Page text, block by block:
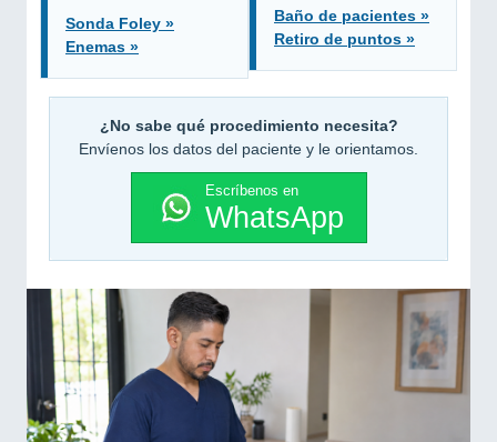
Sonda Foley »
Enemas »
Baño de pacientes »
Retiro de puntos »
¿No sabe qué procedimiento necesita?
Envíenos los datos del paciente y le orientamos.
Escríbenos en
WhatsApp